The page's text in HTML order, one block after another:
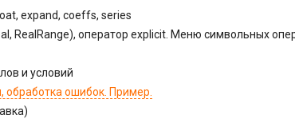
expand, coeffs, series
RealRange), оператор explicit. Меню символьных
и условий
ошибок. Пример.